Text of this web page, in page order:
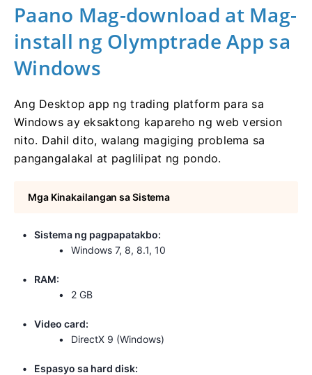
Paano Mag-download at Mag-
install ng Olymptrade App sa
Windows
Ang Desktop app ng trading platform para sa
Windows ay eksaktong kapareho ng web version
nito. Dahil dito, walang magiging problema sa
pangangalakal at paglilipat ng pondo.
Mga Kinakailangan sa Sistema
Sistema ng pagpapatakbo:
Windows 7, 8, 8.1, 10
RAM:
2 GB
Video card:
DirectX 9 (Windows)
Espasyo sa hard disk: